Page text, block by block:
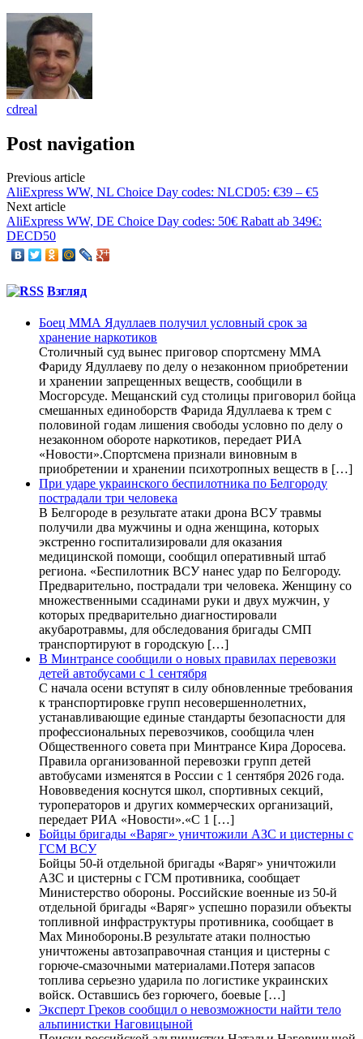
cdreal
Post navigation
Previous article
AliExpress WW, NL Choice Day codes: NLCD05: €39 – €5
Next article
AliExpress WW, DE Choice Day codes: 50€ Rabatt ab 349€:
DECD50
Взгляд
Боец ММА Ядуллаев получил условный срок за
хранение наркотиков
Столичный суд вынес приговор спортсмену ММА
Фариду Ядуллаеву по делу о незаконном приобретении
и хранении запрещенных веществ, сообщили в
Мосгорсуде. Мещанский суд столицы приговорил бойца
смешанных единоборств Фарида Ядуллаева к трем с
половиной годам лишения свободы условно по делу о
незаконном обороте наркотиков, передает РИА
«Новости».Спортсмена признали виновным в
приобретении и хранении психотропных веществ в […]
При ударе украинского беспилотника по Белгороду
пострадали три человека
В Белгороде в результате атаки дрона ВСУ травмы
получили два мужчины и одна женщина, которых
экстренно госпитализировали для оказания
медицинской помощи, сообщил оперативный штаб
региона. «Беспилотник ВСУ нанес удар по Белгороду.
Предварительно, пострадали три человека. Женщину со
множественными ссадинами руки и двух мужчин, у
которых предварительно диагностировали
акубаротравмы, для обследования бригады СМП
транспортируют в городскую […]
В Минтрансе сообщили о новых правилах перевозки
детей автобусами с 1 сентября
С начала осени вступят в силу обновленные требования
к транспортировке групп несовершеннолетних,
устанавливающие единые стандарты безопасности для
профессиональных перевозчиков, сообщила член
Общественного совета при Минтрансе Кира Доросева.
Правила организованной перевозки групп детей
автобусами изменятся в России с 1 сентября 2026 года.
Нововведения коснутся школ, спортивных секций,
туроператоров и других коммерческих организаций,
передает РИА «Новости».«С 1 […]
Бойцы бригады «Варяг» уничтожили АЗС и цистерны с
ГСМ ВСУ
Бойцы 50-й отдельной бригады «Варяг» уничтожили
АЗС и цистерны с ГСМ противника, сообщает
Министерство обороны. Российские военные из 50-й
отдельной бригады «Варяг» успешно поразили объекты
топливной инфраструктуры противника, сообщает в
Max Минобороны.В результате атаки полностью
уничтожены автозаправочная станция и цистерны с
горюче-смазочными материалами.Потеря запасов
топлива серьезно ударила по логистике украинских
войск. Оставшись без горючего, боевые […]
Эксперт Греков сообщил о невозможности найти тело
альпинистки Наговицыной